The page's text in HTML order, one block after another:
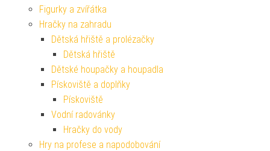
Figurky a zvířátka
Hračky na zahradu
Dětská hřiště a prolézačky
Dětská hřiště
Dětské houpačky a houpadla
Pískoviště a doplňky
Pískoviště
Vodní radovánky
Hračky do vody
Hry na profese a napodobování